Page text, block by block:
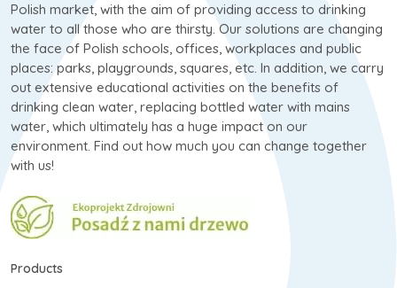
Polish market, with the aim of providing access to drinking
water to all those who are thirsty. Our solutions are changing
the face of Polish schools, offices, workplaces and public
places: parks, playgrounds, squares, etc. In addition, we carry
out extensive educational activities on the benefits of
drinking clean water, replacing bottled water with mains
water, which ultimately has a huge impact on our
environment. Find out how much you can change together
with us!
Products